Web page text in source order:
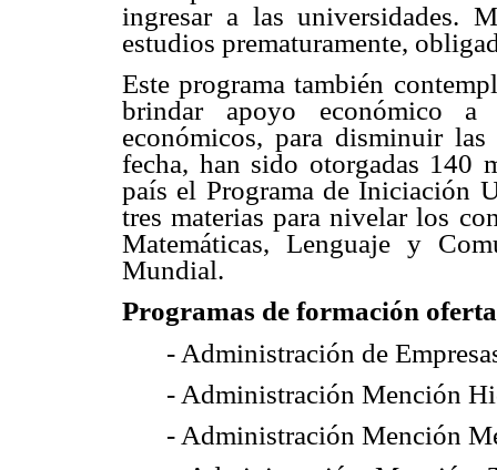
ingresar a las universidades.
estudios prematuramente,
Este programa también
brindar apoyo económico a
económicos, para disminuir
fecha, han sido otorgadas 140
país el Programa de Iniciación
tres materias para nivelar los
Matemáticas, Lenguaje y
Mundial.
Programas de formación
- Administración de
- Administración Mención
- Administración Mención